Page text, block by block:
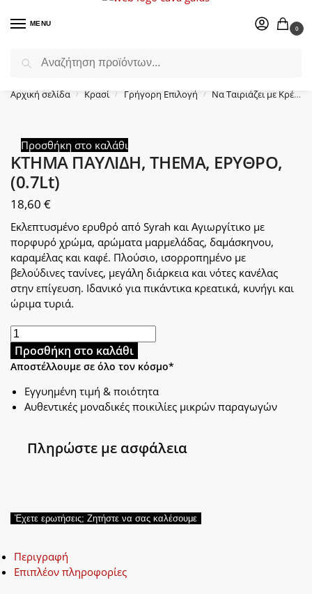
MENU
0
Επιλέξτε ένα δώρο για το αγαπημένο σας πρόσωπο.
Αρχική σελίδα / Κρασί / Γρήγορη Επιλογή / Να Ταιριάζει με Κρέας
Προσθήκη στο καλάθι
ΚΤΗΜΑ ΠΑΥΛΙΔΗ, THEMA, ΕΡΥΘΡΟ,
(0.7Lt)
18,60 €
Εκλεπτυσμένο ερυθρό από Syrah και Αγιωργίτικο με
πορφυρό χρώμα, αρώματα μαρμελάδας, δαμάσκηνου,
καραμέλας και καφέ. Πλούσιο, ισορροπημένο με
βελούδινες τανίνες, μεγάλη διάρκεια και νότες κανέλας
στην επίγευση. Ιδανικό για πικάντικα κρεατικά, κυνήγι και
ώριμα τυριά.
Προσθήκη στο καλάθι
Αποστέλλουμε σε όλο τον κόσμο*
Εγγυημένη τιμή & ποιότητα
Αυθεντικές μοναδικές ποικιλίες μικρών παραγωγών
Πληρώστε με ασφάλεια
Έχετε ερωτήσεις; Ζητήστε να σας καλέσουμε
Περιγραφή
Επιπλέον πληροφορίες